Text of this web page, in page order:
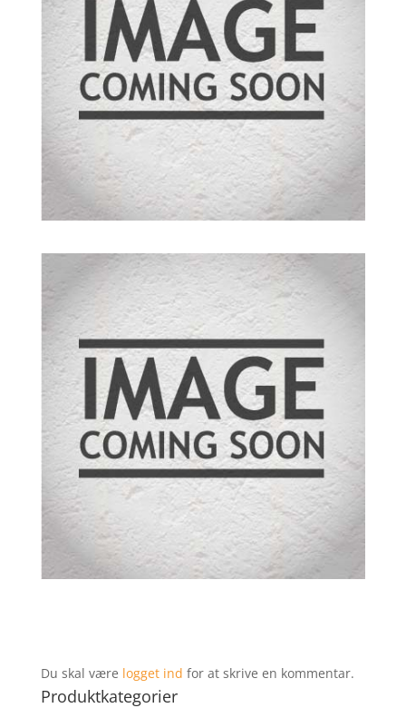
Du skal være logget ind for at skrive en kommentar.
Produktkategorier